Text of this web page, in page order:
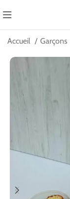
Accueil Garçons